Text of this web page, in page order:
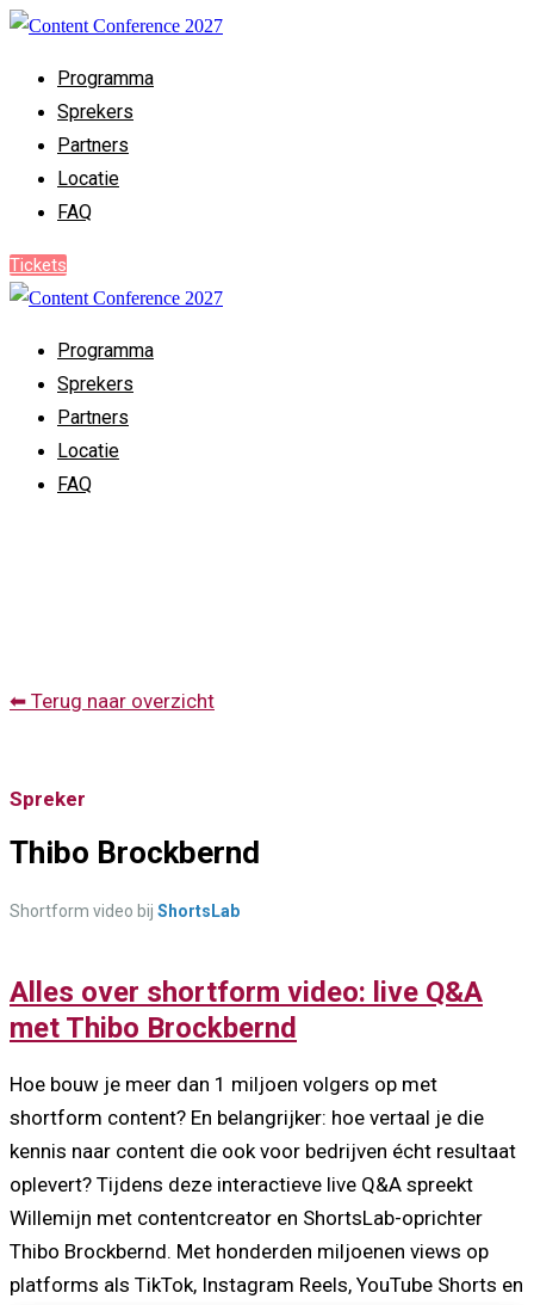
Programma
Sprekers
Partners
Locatie
FAQ
Tickets
Programma
Sprekers
Partners
Locatie
FAQ
⬅ Terug naar overzicht
Spreker
Thibo Brockbernd
Shortform video bij ShortsLab
Alles over shortform video: live Q&A
met Thibo Brockbernd
Hoe bouw je meer dan 1 miljoen volgers op met
shortform content? En belangrijker: hoe vertaal je die
kennis naar content die ook voor bedrijven écht resultaat
oplevert? Tijdens deze interactieve live Q&A spreekt
Willemijn met contentcreator en ShortsLab-oprichter
Thibo Brockbernd. Met honderden miljoenen views op
platforms als TikTok, Instagram Reels, YouTube Shorts en